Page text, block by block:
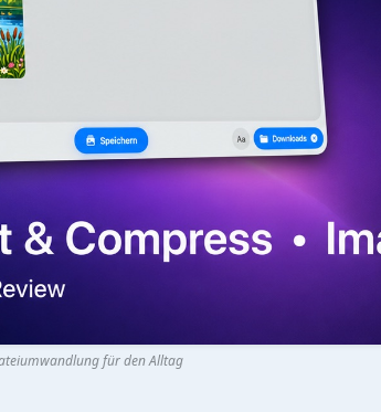
für den Alltag